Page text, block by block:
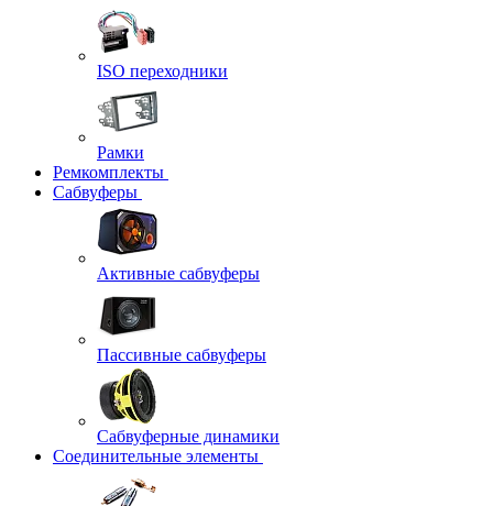
ISO переходники
Рамки
Ремкомплекты
Сабвуферы
Активные сабвуферы
Пассивные сабвуферы
Сабвуферные динамики
Соединительные элементы